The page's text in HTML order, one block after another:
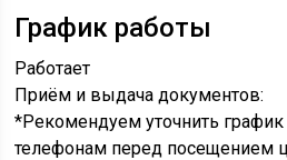
График работы
Работает
Приём и выдача документов:
*Рекомендуем уточнить
телефонам перед посещением